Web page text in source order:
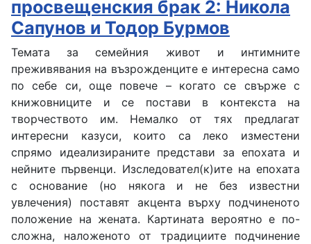
просвещенския брак 2: Никола
Сапунов и Тодор Бурмов
Темата за семейния живот и интимните
преживявания на възрожденците е интересна само
по себе си, още повече – когато се свърже с
книжовниците и се постави в контекста на
творчеството им. Немалко от тях предлагат
интересни казуси, които са леко изместени
спрямо идеализираните представи за епохата и
нейните първенци. Изследовател(к)ите на епохата
с основание (но някога и не без известни
увлечения) поставят акцента върху подчиненото
положение на жената. Картината вероятно е по-
сложна, наложеното от традициите подчинение